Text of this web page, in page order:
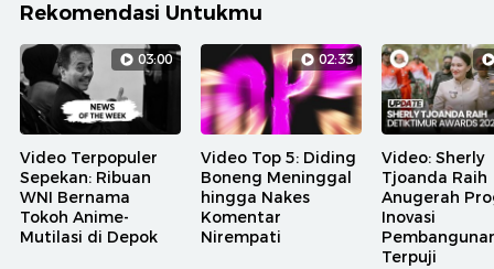
Rekomendasi Untukmu
03:00
Video Terpopuler
Sepekan: Ribuan
WNI Bernama
Tokoh Anime-
Mutilasi di Depok
02:33
Video Top 5: Diding
Boneng Meninggal
hingga Nakes
Komentar
Nirempati
Video: Sherly
Tjoanda Raih
Anugerah
Inovasi
Terpuji